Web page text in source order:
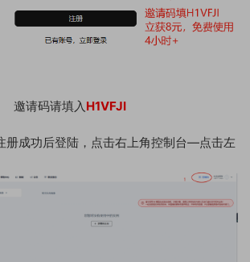
邀请码请填入H1VFJI
册成功后登陆，点击右上角控制台—点击左